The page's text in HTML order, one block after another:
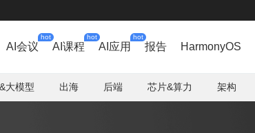
AI会议
hot
AI课程
hot
AI应用
hot
报告 HarmonyOS
大模型 出海 后端 芯片&算力 架构